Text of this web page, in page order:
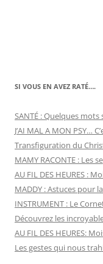
SI VOUS EN AVEZ RATÉ….
SANTÉ : Quelques mots
J’AI MAL A MON PSY…
Transfiguration du
MAMY RACONTE : Les
AU FIL DES HEURES :
MADDY : Astuces pour
INSTRUMENT : Le
Découvrez les
AU FIL DES HEURES:
Les gestes qui nous